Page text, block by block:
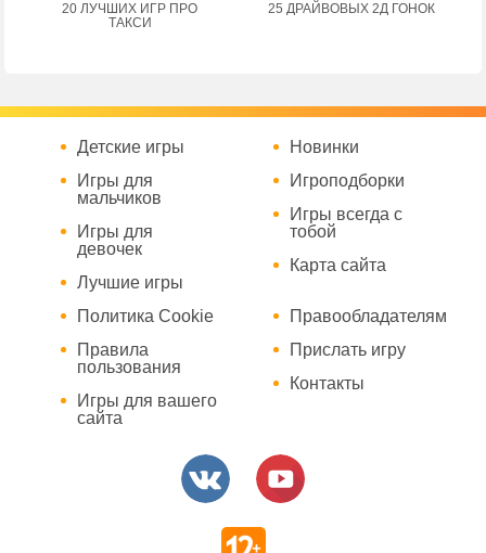
20 ЛУЧШИХ ИГР ПРО
ТАКСИ
25 ДРАЙВОВЫХ 2Д ГОНОК
Детские игры
Игры для
мальчиков
Игры для
девочек
Лучшие игры
Новинки
Игроподборки
Игры всегда с
тобой
Карта сайта
Политика Cookie
Правила
пользования
Игры для вашего
сайта
Правообладателям
Прислать игру
Контакты